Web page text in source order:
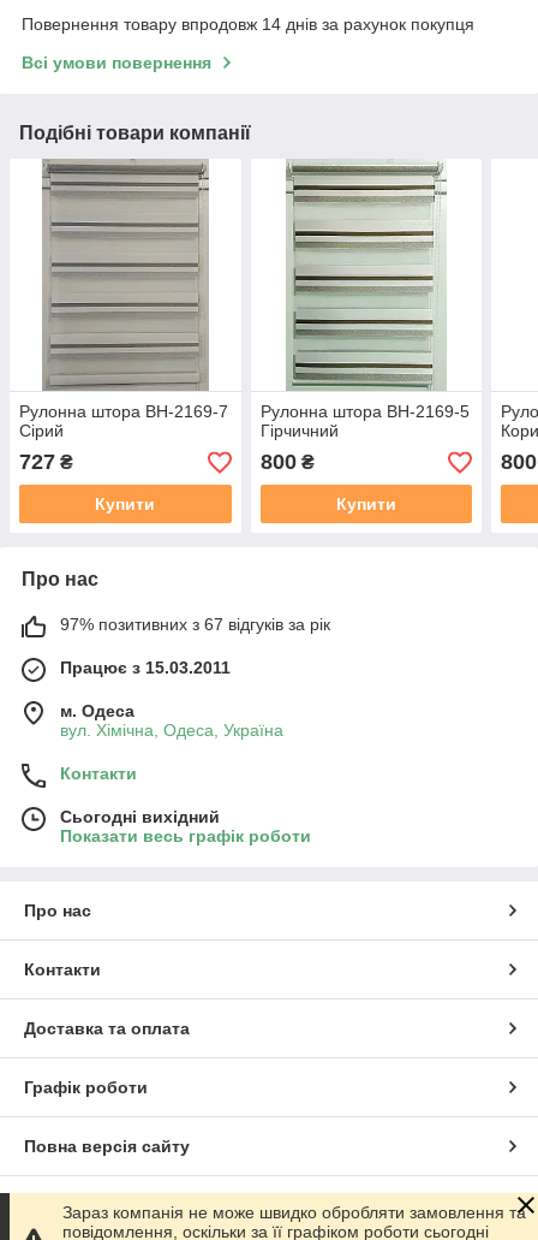
Повернення товару впродовж 14 днів за рахунок покупця
Всі умови повернення
Подібні товари компанії
Рулонна штора ВН-2169-7
Сірий
727 ₴
Купити
Рулонна штора ВН-2169-5
Гірчичний
800₴
Купити
800
Про нас
97% позитивних з 67 відгуків за рік
Працює з 15.03.2011
м. Одеса
вул. Хiмiчна, Одеса, Україна
Контакти
Сьогодні вихідний
Показати весь графік роботи
Про нас
Контакти
Доставка та оплата
Графік роботи
Повна версія сайту
Сайт створено на маркетплейсі Prom.ua
Зараз компанія не може швидко обробляти замовлення та
повідомлення, оскільки за її графіком роботи сьогодні